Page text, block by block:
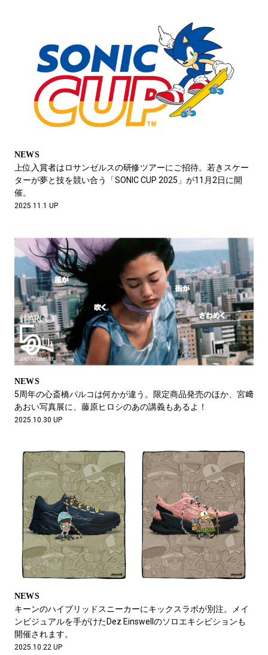
NEWS
上位入賞者はロサンゼルスの研修ツアーにご招待。若きスケー
ターが夢と技を競い合う「SONIC CUP 2025」が11月2日に開
催。
2025.11.1 UP
NEWS
5周年の心斎橋パルコは何かが違う。限定商品発売のほか、宮﨑
あおい写真展に、藤原ヒロシのあの講義もあるよ！
2025.10.30 UP
NEWS
キーンのハイブリッドスニーカーにキックスラボが別注。メイ
ンビジュアルを手がけたDez Einswellのソロエキシビションも
開催されます。
2025.10.22 UP